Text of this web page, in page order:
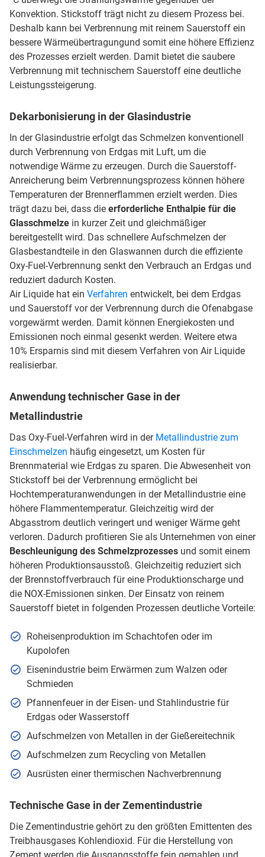
Konvektion. Stickstoff trägt nicht zu diesem Prozess bei.
Deshalb kann bei Verbrennung mit reinem Sauerstoff ein
bessere Wärmeübertragungund somit eine höhere Effizienz
des Prozesses erzielt werden. Damit bietet die saubere
Verbrennung mit technischem Sauerstoff eine deutliche
Leistungssteigerung.
Dekarbonisierung in der Glasindustrie
In der Glasindustrie erfolgt das Schmelzen konventionell
durch Verbrennung von Erdgas mit Luft, um die
notwendige Wärme zu erzeugen. Durch die Sauerstoff-
Anreicherung beim Verbrennungsprozess können höhere
Temperaturen der Brennerflammen erzielt werden. Dies
trägt dazu bei, dass die erforderliche Enthalpie für die
Glasschmelze in kurzer Zeit und gleichmäßiger
bereitgestellt wird. Das schnellere Aufschmelzen der
Glasbestandteile in den Glaswannen durch die effiziente
Oxy-Fuel-Verbrennung senkt den Verbrauch an Erdgas und
reduziert dadurch Kosten.
Air Liquide hat ein Verfahren entwickelt, bei dem Erdgas
und Sauerstoff vor der Verbrennung durch die Ofenabgase
vorgewärmt werden. Damit können Energiekosten und
Emissionen noch einmal gesenkt werden. Weitere etwa
10% Ersparnis sind mit diesem Verfahren von Air Liquide
realisierbar.
Anwendung technischer Gase in der
Metallindustrie
Das Oxy-Fuel-Verfahren wird in der Metallindustrie zum
Einschmelzen häufig eingesetzt, um Kosten für
Brennmaterial wie Erdgas zu sparen. Die Abwesenheit von
Stickstoff bei der Verbrennung ermöglicht bei
Hochtemperaturanwendungen in der Metallindustrie eine
höhere Flammentemperatur. Gleichzeitig wird der
Abgasstrom deutlich veringert und weniger Wärme geht
verloren. Dadurch profitieren Sie als Unternehmen von einer
Beschleunigung des Schmelzprozesses und somit einem
höheren Produktionsausstoß. Gleichzeitig reduziert sich
der Brennstoffverbrauch für eine Produktionscharge und
die NOX-Emissionen sinken. Der Einsatz von reinem
Sauerstoff bietet in folgenden Prozessen deutliche Vorteile:
Roheisenproduktion im Schachtofen oder im
Kupolofen
Eisenindustrie beim Erwärmen zum Walzen oder
Schmieden
Pfannenfeuer in der Eisen- und Stahlindustrie für
Erdgas oder Wasserstoff
Aufschmelzen von Metallen in der Gießereitechnik
Aufschmelzen zum Recycling von Metallen
Ausrüsten einer thermischen Nachverbrennung
Technische Gase in der Zementindustrie
Die Zementindustrie gehört zu den größten Emittenten des
Treibhausgases Kohlendioxid. Für die Herstellung von